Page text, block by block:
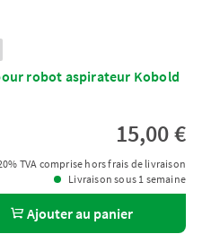
robot aspirateur Kobold
15,00 €
TVA comprise hors frais de livraison
Livraison sous 1 semaine
Ajouter au panier